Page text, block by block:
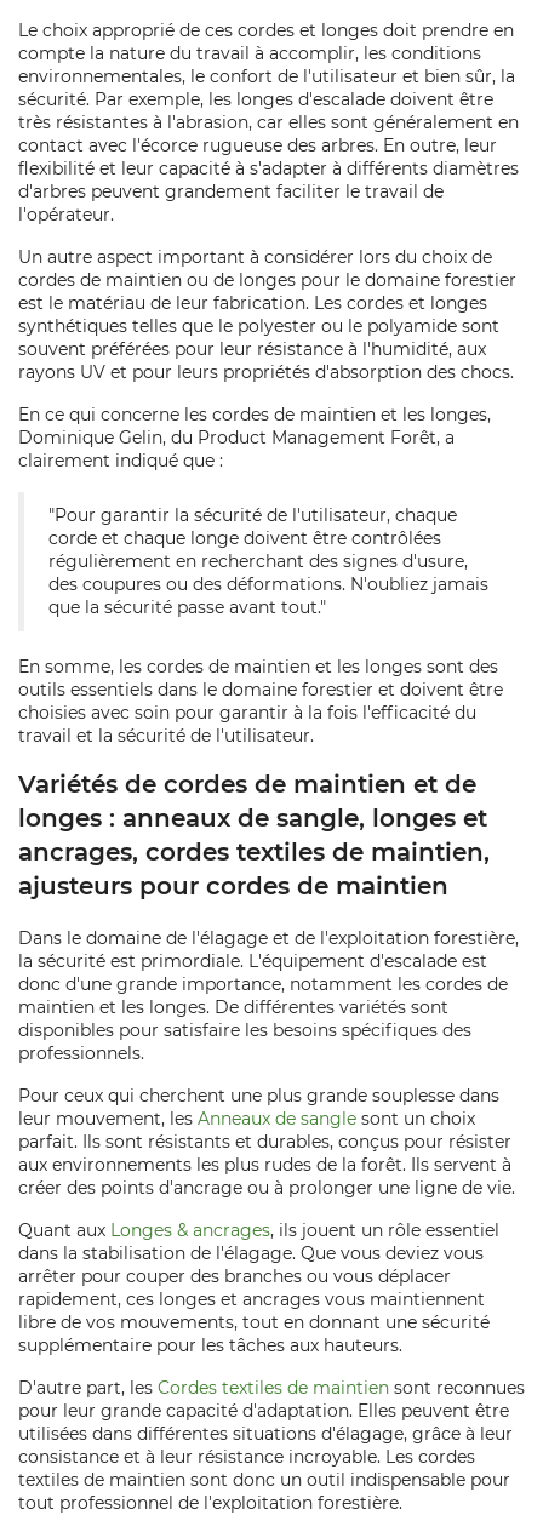
Le choix approprié de ces cordes et longes doit prendre en
compte la nature du travail à accomplir, les conditions
environnementales, le confort de l'utilisateur et bien sûr, la
sécurité. Par exemple, les longes d'escalade doivent être
très résistantes à l'abrasion, car elles sont généralement en
contact avec l'écorce rugueuse des arbres. En outre, leur
flexibilité et leur capacité à s'adapter à différents diamètres
d'arbres peuvent grandement faciliter le travail de
l'opérateur.
Un autre aspect important à considérer lors du choix de
cordes de maintien ou de longes pour le domaine forestier
est le matériau de leur fabrication. Les cordes et longes
synthétiques telles que le polyester ou le polyamide sont
souvent préférées pour leur résistance à l'humidité, aux
rayons UV et pour leurs propriétés d'absorption des chocs.
En ce qui concerne les cordes de maintien et les longes,
Dominique Gelin, du Product Management Forêt, a
clairement indiqué que :
"Pour garantir la sécurité de l'utilisateur, chaque
corde et chaque longe doivent être contrôlées
régulièrement en recherchant des signes d'usure,
des coupures ou des déformations. N'oubliez jamais
que la sécurité passe avant tout."
En somme, les cordes de maintien et les longes sont des
outils essentiels dans le domaine forestier et doivent être
choisies avec soin pour garantir à la fois l'efficacité du
travail et la sécurité de l'utilisateur.
Variétés de cordes de maintien et de
longes : anneaux de sangle, longes et
ancrages, cordes textiles de maintien,
ajusteurs pour cordes de maintien
Dans le domaine de l'élagage et de l'exploitation forestière,
la sécurité est primordiale. L'équipement d'escalade est
donc d'une grande importance, notamment les cordes de
maintien et les longes. De différentes variétés sont
disponibles pour satisfaire les besoins spécifiques des
professionnels.
Pour ceux qui cherchent une plus grande souplesse dans
leur mouvement, les Anneaux de sangle sont un choix
parfait. Ils sont résistants et durables, conçus pour résister
aux environnements les plus rudes de la forêt. Ils servent à
créer des points d'ancrage ou à prolonger une ligne de vie.
Quant aux Longes & ancrages, ils jouent un rôle essentiel
dans la stabilisation de l'élagage. Que vous deviez vous
arrêter pour couper des branches ou vous déplacer
rapidement, ces longes et ancrages vous maintiennent
libre de vos mouvements, tout en donnant une sécurité
supplémentaire pour les tâches aux hauteurs.
D'autre part, les Cordes textiles de maintien sont reconnues
pour leur grande capacité d'adaptation. Elles peuvent être
utilisées dans différentes situations d'élagage, grâce à leur
consistance et à leur résistance incroyable. Les cordes
textiles de maintien sont donc un outil indispensable pour
tout professionnel de l'exploitation forestière.